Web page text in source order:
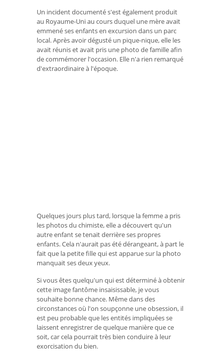
Un incident documenté s'est également produit
au Royaume-Uni au cours duquel une mère avait
emmené ses enfants en excursion dans un parc
local. Après avoir dégusté un pique-nique, elle les
avait réunis et avait pris une photo de famille afin
de commémorer l'occasion. Elle n'a rien remarqué
d'extraordinaire à l'époque.
Quelques jours plus tard, lorsque la femme a pris
les photos du chimiste, elle a découvert qu'un
autre enfant se tenait derrière ses propres
enfants. Cela n'aurait pas été dérangeant, à part le
fait que la petite fille qui est apparue sur la photo
manquait ses deux yeux.
Si vous êtes quelqu'un qui est déterminé à obtenir
cette image fantôme insaisissable, je vous
souhaite bonne chance. Même dans des
circonstances où l'on soupçonne une obsession, il
est peu probable que les entités impliquées se
laissent enregistrer de quelque manière que ce
soit, car cela pourrait très bien conduire à leur
exorcisation du bien.